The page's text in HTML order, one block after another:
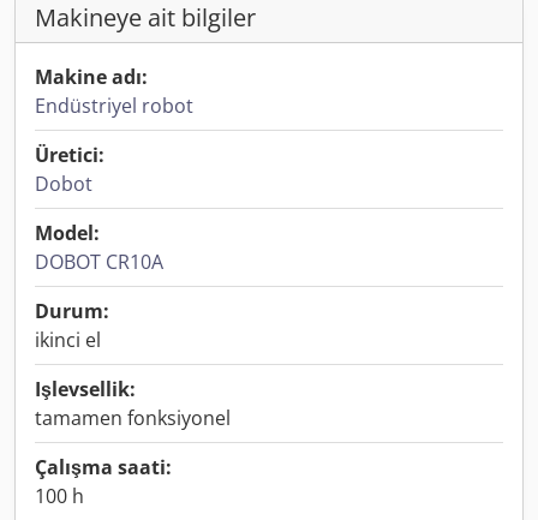
Makineye ait bilgiler
Makine adı:
Endüstriyel robot
Üretici:
Dobot
Model:
DOBOT CR10A
Durum:
ikinci el
Işlevsellik:
tamamen fonksiyonel
Çalışma saati:
100 h